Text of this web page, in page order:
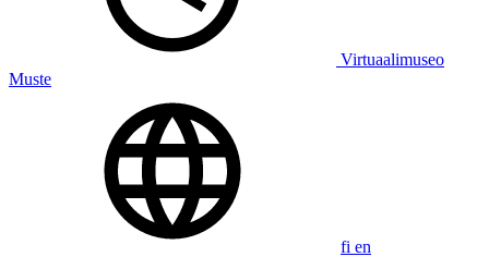
Virtuaalimuseo
Muste
fi en